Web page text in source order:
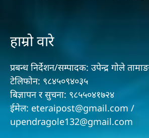
हाम्रो वारे
प्रबन्ध निर्देशन/सम्पादक: उपेन्द्र गोले तामाङ
टेलिफोन: ९८४५०९४०३५
बिज्ञापन र सुचना: ९८५५०४१७२४
ईमेल: eteraipost@gmail.com /
upendragole132@gmail.com